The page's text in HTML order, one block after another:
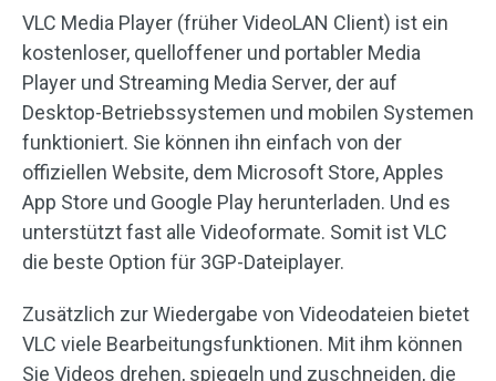
VLC Media Player (früher VideoLAN Client) ist ein
kostenloser, quelloffener und portabler Media
Player und Streaming Media Server, der auf
Desktop-Betriebssystemen und mobilen Systemen
funktioniert. Sie können ihn einfach von der
offiziellen Website, dem Microsoft Store, Apples
App Store und Google Play herunterladen. Und es
unterstützt fast alle Videoformate. Somit ist VLC
die beste Option für 3GP-Dateiplayer.
Zusätzlich zur Wiedergabe von Videodateien bietet
VLC viele Bearbeitungsfunktionen. Mit ihm können
Sie Videos drehen, spiegeln und zuschneiden, die